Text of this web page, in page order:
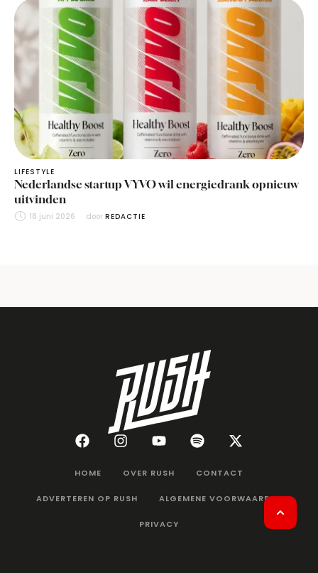
LIFESTYLE
Nederlandse startup VYVO wil energiedrank opnieuw
uitvinden
18 juni 2026 door REDACTIE
HOME OVER RUSH CONTACT
ADVERTEREN OP RUSH ALGEMENE VOORWAARDEN
PRIVACY